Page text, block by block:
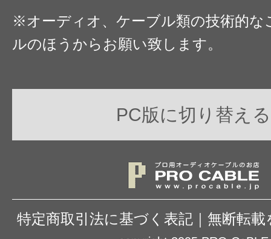
※オーディオ、ケーブル類の技術的な
ルのほうからお願い致します。
PC版に切り替える
特定商取引法に基づく表記 無断転載